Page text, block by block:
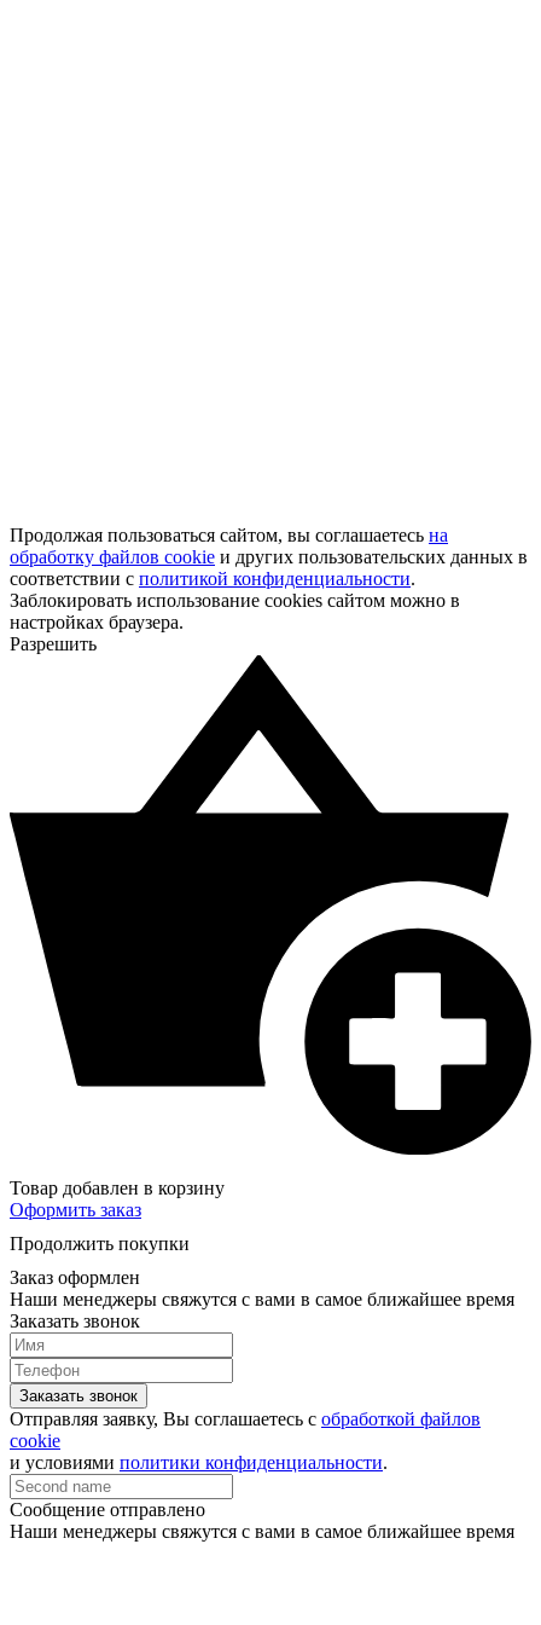
Продолжая пользоваться сайтом, вы соглашаетесь на
обработку файлов cookie и других пользовательских данных в
соответствии с политикой конфиденциальности.
Заблокировать использование cookies сайтом можно в
настройках браузера.
Разрешить
Товар добавлен в корзину
Оформить заказ
Продолжить покупки
Заказ оформлен
Наши менеджеры свяжутся с вами в самое ближайшее время
Заказать звонок
Заказать звонок
Отправляя заявку, Вы соглашаетесь с обработкой файлов
cookie
и условиями политики конфиденциальности.
Сообщение отправлено
Наши менеджеры свяжутся с вами в самое ближайшее время